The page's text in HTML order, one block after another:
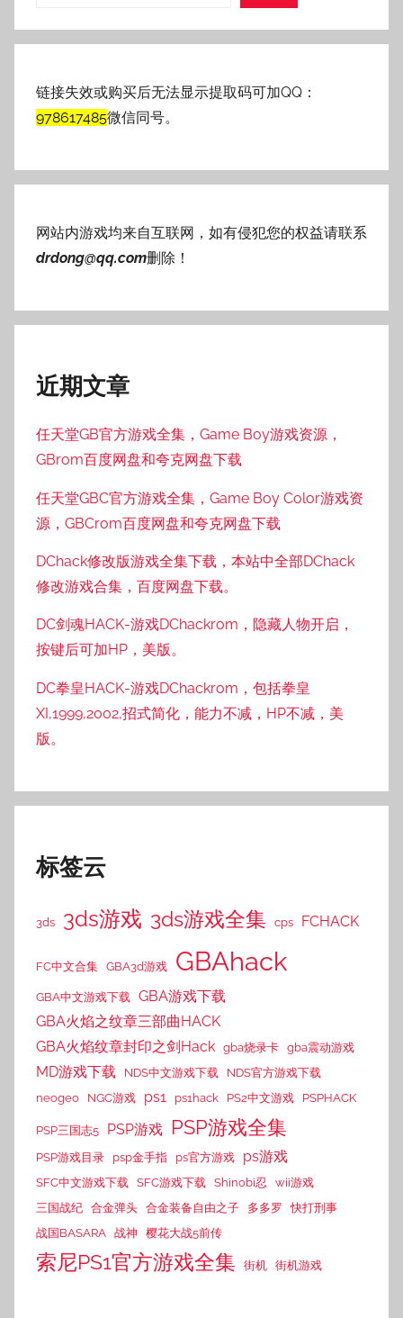
链接失效或购买后无法显示提取码可加QQ：
978617485微信同号。
网站内游戏均来自互联网，如有侵犯您的权益请联系
drdong@qq.com删除！
近期文章
任天堂GB官方游戏全集，Game Boy游戏资源，
GBrom百度网盘和夸克网盘下载
任天堂GBC官方游戏全集，Game Boy Color游戏资
源，GBCrom百度网盘和夸克网盘下载
DChack修改版游戏全集下载，本站中全部DChack
修改游戏合集，百度网盘下载。
DC剑魂HACK-游戏DChackrom，隐藏人物开启，
按键后可加HP，美版。
DC拳皇HACK-游戏DChackrom，包括拳皇
XI,1999,2002,招式简化，能力不减，HP不减，美
版。
标签云
3ds 3ds游戏 3ds游戏全集 cps FCHACK
FC中文合集 GBA3d游戏 GBAhack
GBA中文游戏下载
GBA游戏下载
GBA火焰之纹章三部曲HACK
GBA火焰纹章封印之剑Hack gba烧录卡 gba震动游戏
MD游戏下载 NDS中文游戏下载
NDS官方游戏下载
neogeo
NGC游戏 ps1 ps1hack PS2中文游戏 PSPHACK
PSP三国志5 PSP游戏 PSP游戏全集
PSP游戏目录 psp金手指 ps官方游戏 ps游戏
SFC中文游戏下载 SFC游戏下载 Shinobi忍
wii游戏
三国战纪 合金弹头 合金装备自由之子 多多罗
快打刑事
战国BASARA 战神 樱花大战5前传
索尼PS1官方游戏全集 街机 街机游戏